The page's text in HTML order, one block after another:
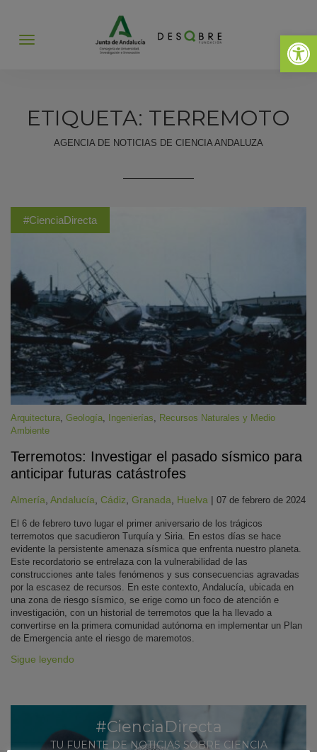
Abrir
Abrir
ETIQUETA: TERREMOTO
AGENCIA DE NOTICIAS DE CIENCIA ANDALUZA
#CienciaDirecta
Arquitectura, Geología, Ingenierías, Recursos Naturales y Medio
Ambiente
Terremotos: Investigar el pasado sísmico para
anticipar futuras catástrofes
Almería Andalucía Cádiz Granada Huelva | 07 de febrero de 2024
El 6 de febrero tuvo lugar el primer aniversario de los trágicos
terremotos que sacudieron Turquía y Siria. En estos días se hace
evidente la persistente amenaza sísmica que enfrenta nuestro planeta.
Este recordatorio se entrelaza con la vulnerabilidad de las
construcciones ante tales fenómenos y sus consecuencias agravadas
por la escasez de recursos. En este contexto, Andalucía, ubicada en
una zona de riesgo sísmico, se erige como un foco de atención e
investigación, con un historial de terremotos que la ha llevado a
convertirse en la primera comunidad autónoma en implementar un Plan
de Emergencia ante el riesgo de maremotos.
Sigue leyendo
#CienciaDirecta
TU FUENTE DE NOTICIAS SOBRE CIENCIA